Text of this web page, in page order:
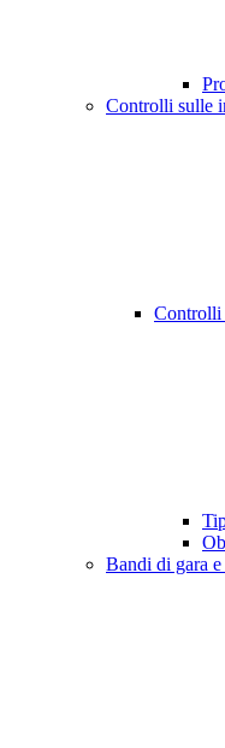
Controlli sulle
Controlli
Bandi di gara